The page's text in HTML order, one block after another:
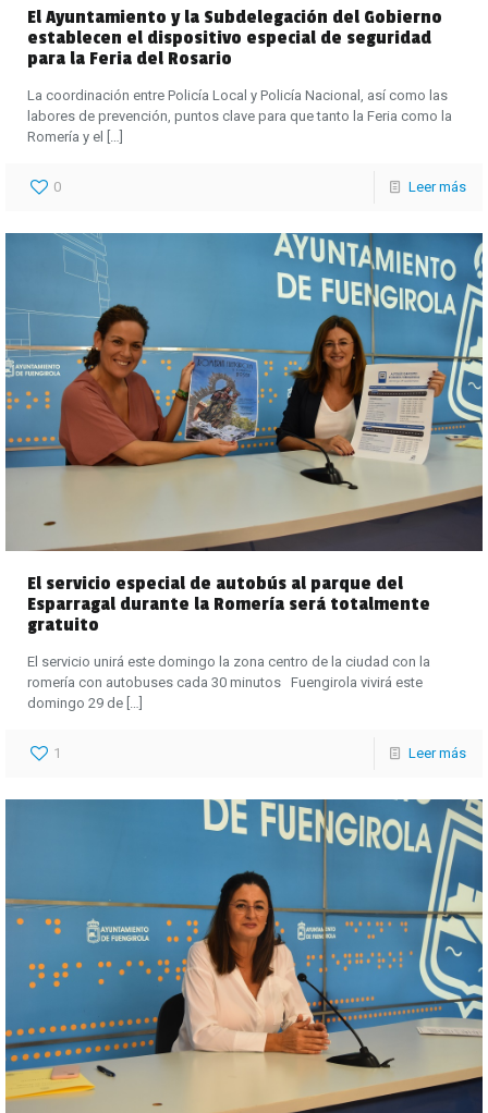
El Ayuntamiento y la Subdelegación del Gobierno
establecen el dispositivo especial de seguridad
para la Feria del Rosario
La coordinación entre Policía Local y Policía Nacional, así como las
labores de prevención, puntos clave para que tanto la Feria como la
Romería y el
0 Leer más
El servicio especial de autobús al parque del
Esparragal durante la Romería será totalmente
gratuito
El servicio unirá este domingo la zona centro de la ciudad con la
romería con autobuses cada 30 minutos Fuengirola vivirá este
domingo 29 de
1 Leer más